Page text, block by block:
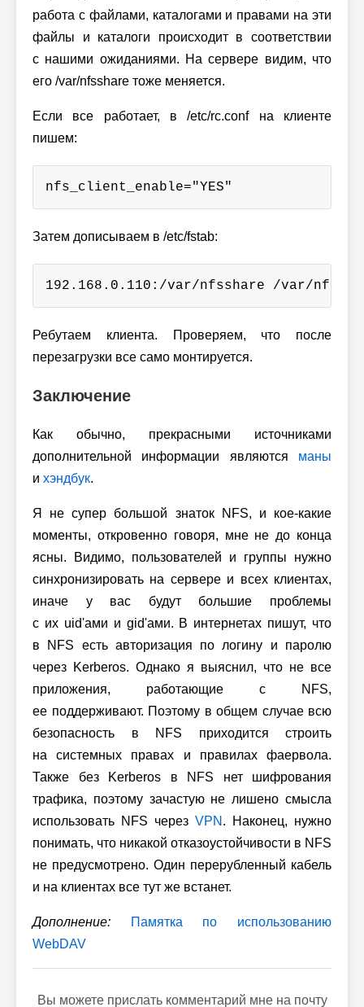
работа с файлами, каталогами и правами на эти
файлы и каталоги происходит в соответствии
с нашими ожиданиями. На сервере видим, что
его /var/nfsshare тоже меняется.
Если все работает, в /etc/rc.conf на клиенте
пишем:
nfs_client_enable="YES"
Затем дописываем в /etc/fstab:
192.168.0.110:/var/nfsshare /var/
Ребутаем клиента. Проверяем, что после
перезагрузки все само монтируется.
Заключение
Как обычно, прекрасными источниками
дополнительной информации являются маны
и хэндбук.
Я не супер большой знаток NFS, и кое-какие
моменты, откровенно говоря, мне не до конца
ясны. Видимо, пользователей и группы нужно
синхронизировать на сервере и всех клиентах,
иначе у вас будут большие проблемы
с их uid'ами и gid'ами. В интернетах пишут, что
в NFS есть авторизация по логину и паролю
через Kerberos. Однако я выяснил, что не все
приложения, работающие с NFS,
ее поддерживают. Поэтому в общем случае всю
безопасность в NFS приходится строить
на системных правах и правилах фаервола.
Также без Kerberos в NFS нет шифрования
трафика, поэтому зачастую не лишено смысла
использовать NFS через VPN . Наконец, нужно
понимать, что никакой отказоустойчивости в NFS
не предусмотрено. Один перерубленный кабель
и на клиентах все тут же встанет.
Дополнение:
Памятка по использованию
WebDAV
Вы можете прислать комментарий мне на почту